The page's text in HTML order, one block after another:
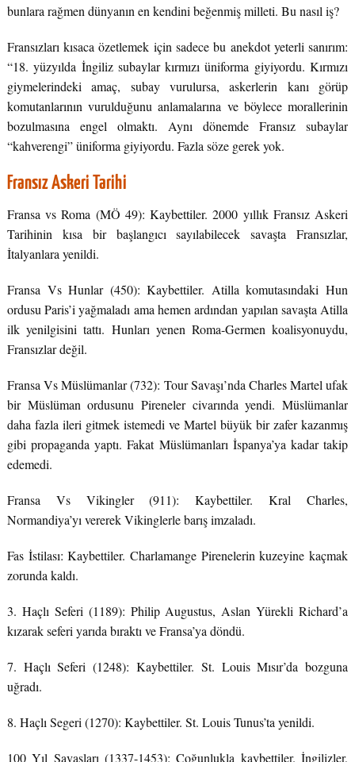
bunlara rağmen dünyanın en kendini beğenmiş milleti. Bu nasıl iş?
Fransızları kısaca özetlemek için sadece bu anekdot yeterli sanırım:
“18. yüzyılda İngiliz subaylar kırmızı üniforma giyiyordu. Kırmızı
giymelerindeki amaç, subay vurulursa, askerlerin kanı görüp
komutanlarının vurulduğunu anlamalarına ve böylece morallerinin
bozulmasına engel olmaktı. Aynı dönemde Fransız subaylar
“kahverengi” üniforma giyiyordu. Fazla söze gerek yok.
Fransız Askeri Tarihi
Fransa vs Roma (MÖ 49): Kaybettiler. 2000 yıllık Fransız Askeri
Tarihinin kısa bir başlangıcı sayılabilecek savaşta Fransızlar,
İtalyanlara yenildi.
Fransa Vs Hunlar (450): Kaybettiler. Atilla komutasındaki Hun
ordusu Paris’i yağmaladı ama hemen ardından yapılan savaşta Atilla
ilk yenilgisini tattı. Hunları yenen Roma-Germen koalisyonuydu,
Fransızlar değil.
Fransa Vs Müslümanlar (732): Tour Savaşı’nda Charles Martel ufak
bir Müslüman ordusunu Pireneler civarında yendi. Müslümanlar
daha fazla ileri gitmek istemedi ve Martel büyük bir zafer kazanmış
gibi propaganda yaptı. Fakat Müslümanları İspanya’ya kadar takip
edemedi.
Fransa Vs Vikingler (911): Kaybettiler. Kral Charles,
Normandiya’yı vererek Vikinglerle barış imzaladı.
Fas İstilası: Kaybettiler. Charlamange Pirenelerin kuzeyine kaçmak
zorunda kaldı.
3. Haçlı Seferi (1189): Philip Augustus, Aslan Yürekli Richard’a
kızarak seferi yarıda bıraktı ve Fransa’ya döndü.
7. Haçlı Seferi (1248): Kaybettiler. St. Louis Mısır’da bozguna
uğradı.
8. Haçlı Segeri (1270): Kaybettiler. St. Louis Tunus’ta yenildi.
100 Yıl Savaşları (1337-1453): Çoğunlukla kaybettiler. İngilizler,